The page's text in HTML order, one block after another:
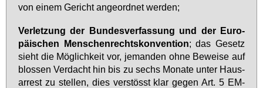
von ei­nem Ge­richt an­ge­ord­net wer­den;
Ver­let­zung der Bun­des­ver­fas­sung und der Eu­ro­
päi­schen Men­schen­rechts­kon­ven­ti­on; das Ge­setz
sieht die Mög­lich­keit vor, je­man­den oh­ne Be­wei­se auf
blos­sen Ver­dacht hin bis zu sechs Mo­na­te un­ter Haus­
ar­rest zu stel­len, dies ver­stösst klar ge­gen Art. 5 EM­